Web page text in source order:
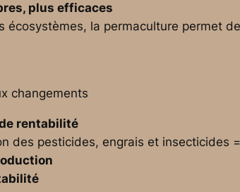
plus efficaces
écosystèmes, la permaculture permet
changements
rentabilité
des pesticides, engrais et insecticides =